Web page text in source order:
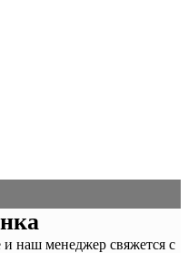
наш менеджер свяжется с